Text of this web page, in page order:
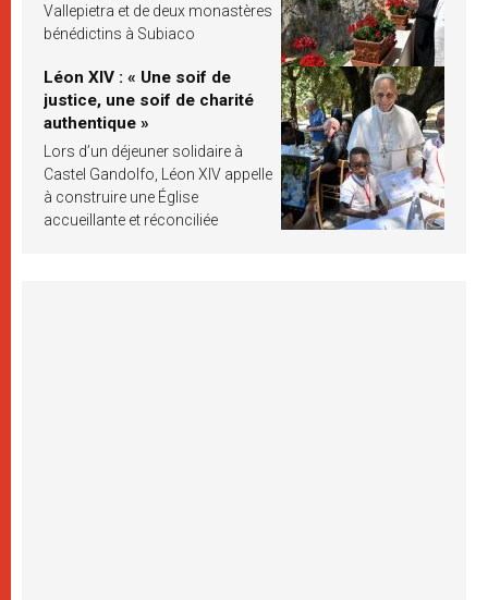
Vallepietra et de deux monastères
bénédictins à Subiaco
Léon XIV : « Une soif de
justice, une soif de charité
authentique »
Lors d’un déjeuner solidaire à
Castel Gandolfo, Léon XIV appelle
à construire une Église
accueillante et réconciliée